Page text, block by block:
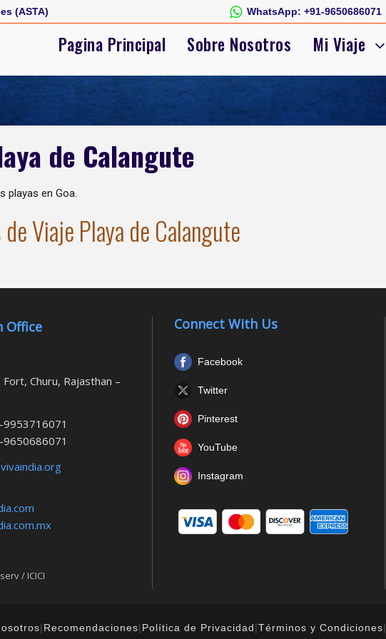
(ASTA) WhatsApp: +91-9650686071
Pagina Principal Sobre Nosotros Mi Viaje
de Calangute
playas en Goa.
Viaje Playa de Calangute
Office
Fort, Churu, Rajasthan –
/ ICICI
Connect With Us
Facebook
Twitter
Pinterest
YouTube
Instagram
| Recomendaciones| Política de Privacidad|Términos y Condiciones|